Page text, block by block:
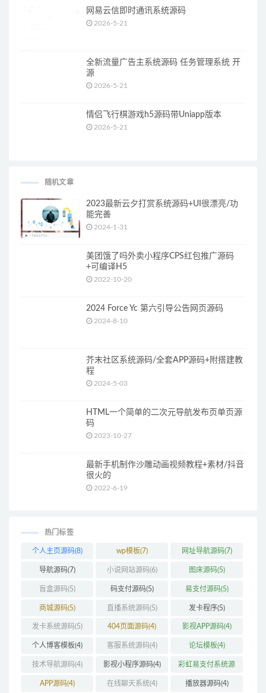
网易云信即时通讯系统源码
2026-5-21
全新流量广告主系统源码 任务管理系统 开
源
2026-5-21
情侣飞行棋游戏h5源码带Uniapp版本
2026-5-21
随机文章
2023最新云夕打赏系统源码+UI很漂亮/功
能完善
2024-1-31
美团饿了吗外卖小程序CPS红包推广源码
+可编译H5
2022-10-20
2024 Force Yc 第六引导公告网页源码
2024-8-10
芥末社区系统源码/全套APP源码+附搭建教
程
2024-5-03
HTML一个简单的二次元导航发布页单页源
码
2023-10-27
最新手机制作沙雕动画视频教程+素材/抖音
很火的
2022-6-19
热门标签
个人主页源码(8) wp模板(7) 网址导航源码(7)
导航源码(7) 小说网站源码(6) 图床源码(5)
盲盒源码(5) 码支付源码(5) 易支付源码(5)
商城源码(5) 直播系统源码(5) 发卡程序(5)
发卡系统源码(5) 404页面源码(4) 影视APP源码(4)
个人博客模板(4) 客服系统源码(4) 论坛模板(4)
技术导航源码(4) 影视小程序源码(4) 彩虹易支付系统源
码(4)
APP源码(4) 在线聊天系统(4) 播放器源码(4)